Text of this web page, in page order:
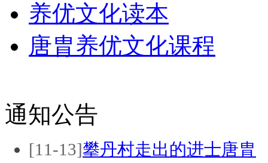
养优文化读本
唐胄养优文化课程
通知公告
[11-13]攀丹村走出的进士唐胄